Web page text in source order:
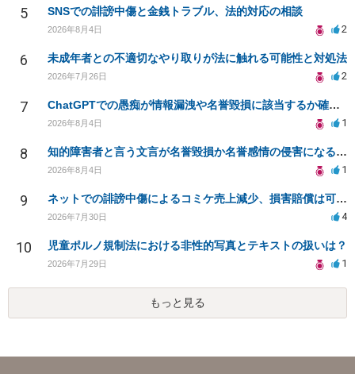
5 SNSでの誹謗中傷と金銭トラブル、法的対応の相談
2026年8月4日 2
6 未成年者との不適切なやり取りが法に触れる可能性と対処法
2026年7月26日 2
7 ChatGPTでの愚痴が情報漏洩や名誉毀損に該当するか確認したい
2026年8月4日 1
8 知的障害者と言う文言が名誉毀損か名誉感情の侵害になるか教えてほしい。
2026年8月4日 1
9 ネットでの誹謗中傷によるコミケ売上減少、損害賠償は可能か？
2026年7月30日 4
10 児童ポルノ規制法における非性的写真とテキストの扱いは？
2026年7月29日 1
もっと見る